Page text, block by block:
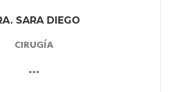
SARA DIEGO
CIRUGÍA
•••